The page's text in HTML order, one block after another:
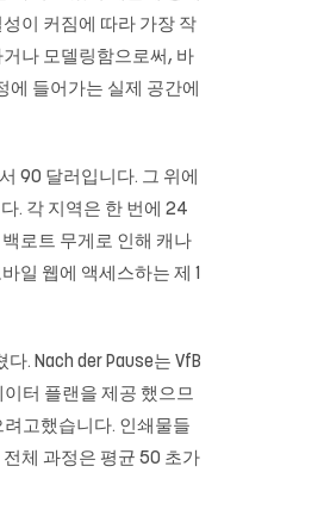
이 커짐에 따라 가장 작
나 모델링함으로써, 바
들어가는 실제 공간에
90 달러입니다. 그 위에
. 각 지역은 한 번에 24
로트 무게로 인해 캐나
일 웹에 액세스하는 제 1
. Nach der Pause는 VfB
터 플랜을 제공 했으므
고했습니다. 인쇄물들
체 과정은 평균 50 초가